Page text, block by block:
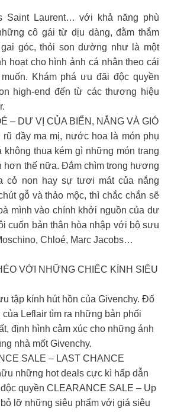
Saint Laurent… với khả năng phù
cô gái từ dịu dàng, đằm thắm
góc, thỏi son dường như là một
hoạt cho hình ảnh cá nhân theo cái
Khám phá ưu đãi độc quyền
high-end đến từ các thương hiệu
– DƯ VỊ CỦA BIỂN, NẮNG VÀ GIÓ
đầy ma mị, nước hoa là món phụ
thua kém gì những món trang
hơn thế nữa. Đắm chìm trong hương
cỏ non hay sự tươi mát của nắng
gỗ và thảo mộc, thì chắc chắn sẽ
mình vào chính khởi nguồn của dư
cuốn bản thân hòa nhập với bộ sưu
Chloé, Marc Jacobs…
VỚI NHỮNG CHIẾC KÍNH SIÊU
tập kính hút hồn của Givenchy. Đố
Leflair tìm ra những bản phối
định hình cảm xúc cho những ánh
nhà mốt Givenchy.
SALE – LAST CHANCE
những hot deals cực kì hấp dẫn
quyền CLEARANCE SALE – Up
lỡ những siêu phẩm với giá siêu